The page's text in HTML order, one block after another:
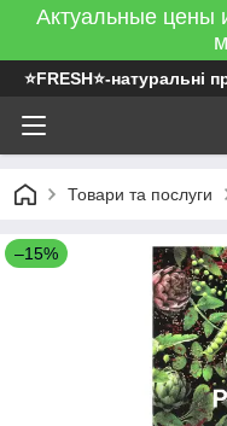
Актуальные цены
⭐FRESH⭐-натуральні
Товари та послуги
–15%